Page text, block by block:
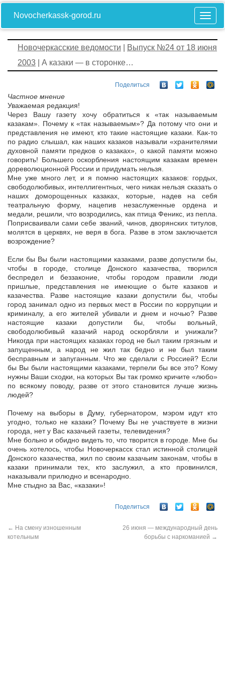
Novocherkassk-gorod.ru
Новочеркасские ведомости
Выпуск №24 от 18 июня
2003 | А казаки — в сторонке…
Поделиться
Частное мнение
Уважаемая редакция!
Через Вашу газету хочу обратиться к «так называемым
казакам». Почему к «так называемым»? Да потому что они и
представления не имеют, кто такие настоящие казаки. Как-то
по радио слышал, как наших казаков называли «хранителями
духовной памяти предков о казаках», о какой памяти можно
говорить! Большего оскорбления настоящим казакам времен
дореволюционной России и придумать нельзя.
Мне уже много лет, и я помню настоящих казаков: гордых,
свободолюбивых, интеллигентных, чего никак нельзя сказать о
наших доморощенных казаках, которые, надев на себя
театральную форму, нацепив незаслуженные ордена и
медали, решили, что возродились, как птица Феникс, из пепла.
Поприсваивали сами себе званий, чинов, дворянских титулов,
молятся в церквях, не веря в бога. Разве в этом заключается
возрождение?
Если бы Вы были настоящими казаками, разве допустили бы,
чтобы в городе, столице Донского казачества, творился
беспредел и беззаконие, чтобы городом правили люди
пришлые, представления не имеющие о быте казаков и
казачества. Разве настоящие казаки допустили бы, чтобы
город занимал одно из первых мест в России по коррупции и
криминалу, а его жителей убивали и днем и ночью? Разве
настоящие казаки допустили бы, чтобы вольный,
свободолюбивый казачий народ оскорбляли и унижали?
Никогда при настоящих казаках город не был таким грязным и
запущенным, а народ не жил так бедно и не был таким
бесправным и запуганным. Что же сделали с Россией? Если
бы Вы были настоящими казаками, терпели бы все это? Кому
нужны Ваши сходки, на которых Вы так громко кричите «любо»
по всякому поводу, разве от этого становится лучше жизнь
людей?
Почему на выборы в Думу, губернатором, мэром идут кто
угодно, только не казаки? Почему Вы не участвуете в жизни
города, нет у Вас казачьей газеты, телевидения?
Мне больно и обидно видеть то, что творится в городе. Мне бы
очень хотелось, чтобы Новочеркасск стал истинной столицей
Донского казачества, жил по своим казачьим законам, чтобы в
казаки принимали тех, кто заслужил, а кто провинился,
наказывали прилюдно и всенародно.
Мне стыдно за Вас, «казаки»!
Поделиться
← На смену изношенным
котельным
26 июня — международный день
борьбы с наркоманией →